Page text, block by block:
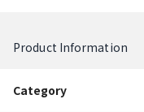
Product Information
Category